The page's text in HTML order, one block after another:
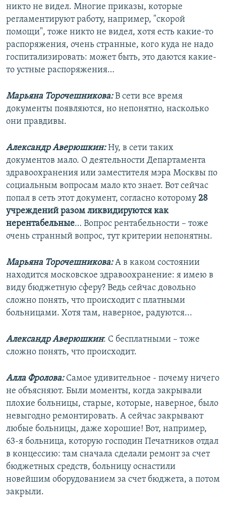
никто не видел. Многие приказы, которые
регламентируют работу, например, "скорой
помощи", тоже никто не видел, хотя есть какие-то
распоряжения, очень странные, кого куда не надо
госпитализировать: может быть, это даются какие-
то устные распоряжения…
Марьяна Торочешникова:В сети все время
документы появляются, но непонятно, насколько
они правдивы.
Александр Аверюшкин:Ну, в сети таких
документов мало. О деятельности Департамента
здравоохранения или заместителя мэра Москвы по
социальным вопросам мало кто знает. Вот сейчас
попал в сеть этот документ, согласно которому 28
учреждений разом ликвидируются как
нерентабельные… Вопрос рентабельности – тоже
очень странный вопрос, тут критерии непонятны.
Марьяна Торочешникова:А в каком состоянии
находится московское здравоохранение: я имею в
виду бюджетную сферу? Ведь сейчас довольно
сложно понять, что происходит с платными
больницами. Хотя там, наверное, радуются...
Александр Аверюшкин: С бесплатными – тоже
сложно понять, что происходит.
Алла Фролова:Самое удивительное - почему ничего
не объясняют. Были моменты, когда закрывали
плохие больницы, старые, которые, наверное, было
невыгодно ремонтировать. А сейчас закрывают
любые больницы, даже хорошие! Вот, например,
63-я больница, которую господин Печатников отдал
в концессию: там сначала сделали ремонт за счет
бюджетных средств, больницу оснастили
новейшим оборудованием за счет бюджета, а потом
закрыли.